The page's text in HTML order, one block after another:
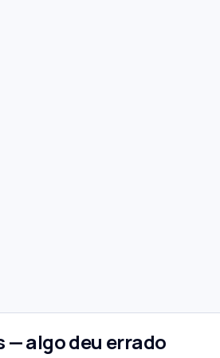
— algo deu errado